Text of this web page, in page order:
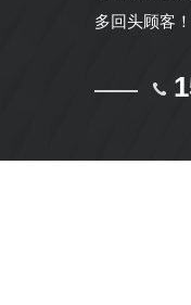
多回头顾客！